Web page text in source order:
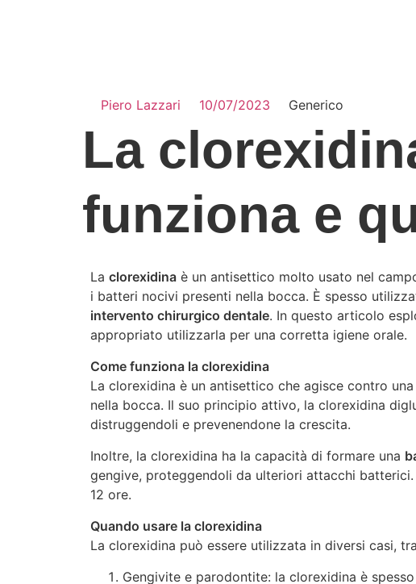
Piero Lazzari 10/07/2023 Generico
La
funziona e
La clorexidina è un antisettico molto usato nel
i batteri nocivi presenti nella bocca. È spesso
intervento chirurgico dentale. In questo articolo
appropriato utilizzarla per una corretta igiene orale.
Come funziona la clorexidina
La clorexidina è un antisettico che agisce contro
nella bocca. Il suo principio attivo, la clorexidina
distruggendoli e prevenendone la crescita.
Inoltre, la clorexidina ha la capacità di formare una
gengive, proteggendoli da ulteriori attacchi
12 ore.
Quando usare la clorexidina
La clorexidina può essere utilizzata in diversi casi,
Gengivite e parodontite: la clorexidina è